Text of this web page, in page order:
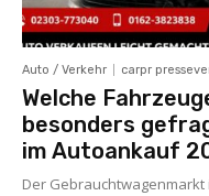
Auto / Verkehr carpr
Welche
besonders
im Autoankauf
Der Gebrauchtwagenmarkt